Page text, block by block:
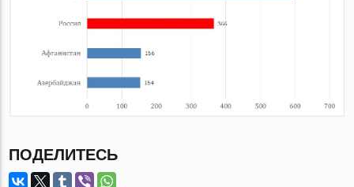
ПОДЕЛИТЕСЬ